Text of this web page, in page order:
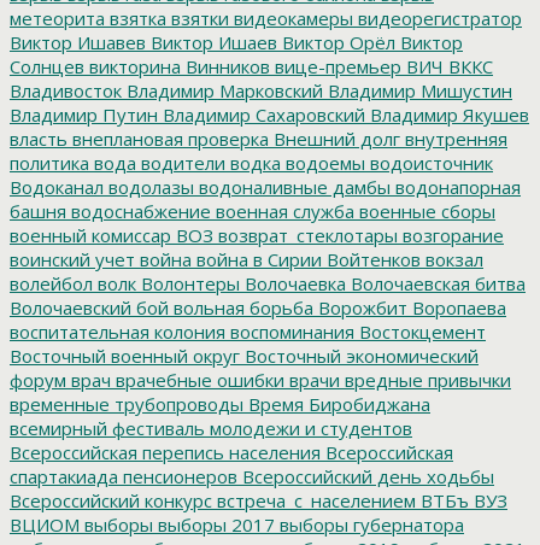
метеорита взятка взятки видеокамеры видеорегистратор
Виктор Ишавев Виктор Ишаев Виктор Орёл Виктор
Солнцев викторина Винников вице-премьер ВИЧ ВККС
Владивосток Владимир Марковский Владимир Мишустин
Владимир Путин Владимир Сахаровский Владимир Якушев
власть внеплановая проверка Внешний долг внутренняя
политика вода водители водка водоемы водоисточник
Водоканал водолазы водоналивные дамбы водонапорная
башня водоснабжение военная служба военные сборы
военный комиссар ВОЗ возврат_стеклотары возгорание
воинский учет война война в Сирии Войтенков вокзал
волейбол волк Волонтеры Волочаевка Волочаевская битва
Волочаевский бой вольная борьба Ворожбит Воропаева
воспитательная колония воспоминания Востокцемент
Восточный военный округ Восточный экономический
форум врач врачебные ошибки врачи вредные привычки
временные трубопроводы Время Биробиджана
всемирный фестиваль молодежи и студентов
Всероссийская перепись населения Всероссийская
спартакиада пенсионеров Всероссийский день ходьбы
Всероссийский конкурс встреча_с_населением ВТБъ ВУЗ
ВЦИОМ выборы выборы 2017 выборы губернатора